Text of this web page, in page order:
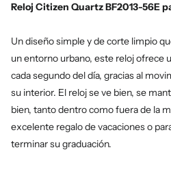
Reloj Citizen Quartz BF2013-56E
Un diseño simple y de corte limpio
un entorno urbano, este reloj ofrece
cada segundo del día, gracias al
su interior. El reloj se ve bien, se
bien, tanto dentro como fuera de la
excelente regalo de vacaciones o
terminar su graduación.